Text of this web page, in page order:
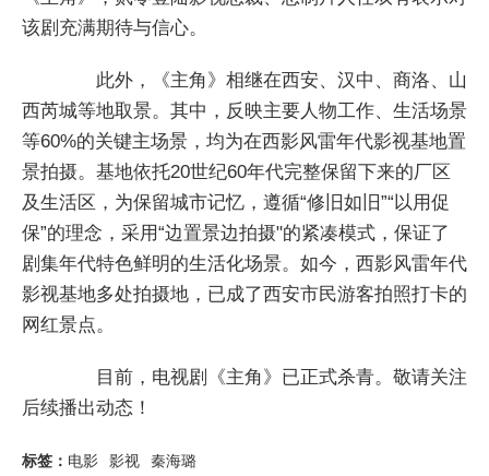
该剧充满期待与信心。
此外，《主角》相继在西安、汉中、商洛、山
西芮城等地取景。其中，反映主要人物工作、生活场景
等60%的关键主场景，均为在西影风雷年代影视基地置
景拍摄。基地依托20世纪60年代完整保留下来的厂区
及生活区，为保留城市记忆，遵循“修旧如旧”“以用促
保”的理念，采用“边置景边拍摄"的紧凑模式，保证了
剧集年代特色鲜明的生活化场景。如今，西影风雷年代
影视基地多处拍摄地，已成了西安市民游客拍照打卡的
网红景点。
目前，电视剧《主角》已正式杀青。敬请关注
后续播出动态！
标签： 电影 影视 秦海璐